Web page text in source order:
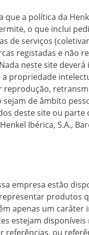
que a política da
o que inclui
de serviços
registadas e não
neste site
propriedade
reprodução,
de âmbito
deste site ou
Ibérica, S.A.,
empresa estão
produtos
apenas um
estejam
referências, ou